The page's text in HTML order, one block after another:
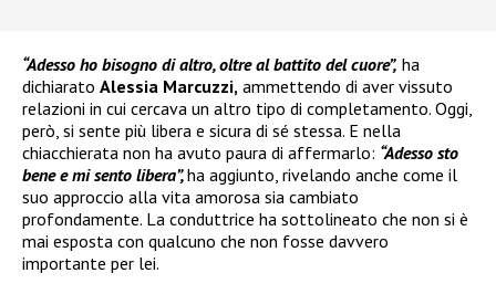
“Adesso ho bisogno di altro, oltre al battito del cuore”, ha
dichiarato Alessia Marcuzzi, ammettendo di aver vissuto
relazioni in cui cercava un altro tipo di completamento. Oggi,
però, si sente più libera e sicura di sé stessa. E nella
chiacchierata non ha avuto paura di affermarlo: “Adesso sto
bene e mi sento libera”,ha aggiunto, rivelando anche come il
suo approccio alla vita amorosa sia cambiato
profondamente. La conduttrice ha sottolineato che non si è
mai esposta con qualcuno che non fosse davvero
importante per lei.